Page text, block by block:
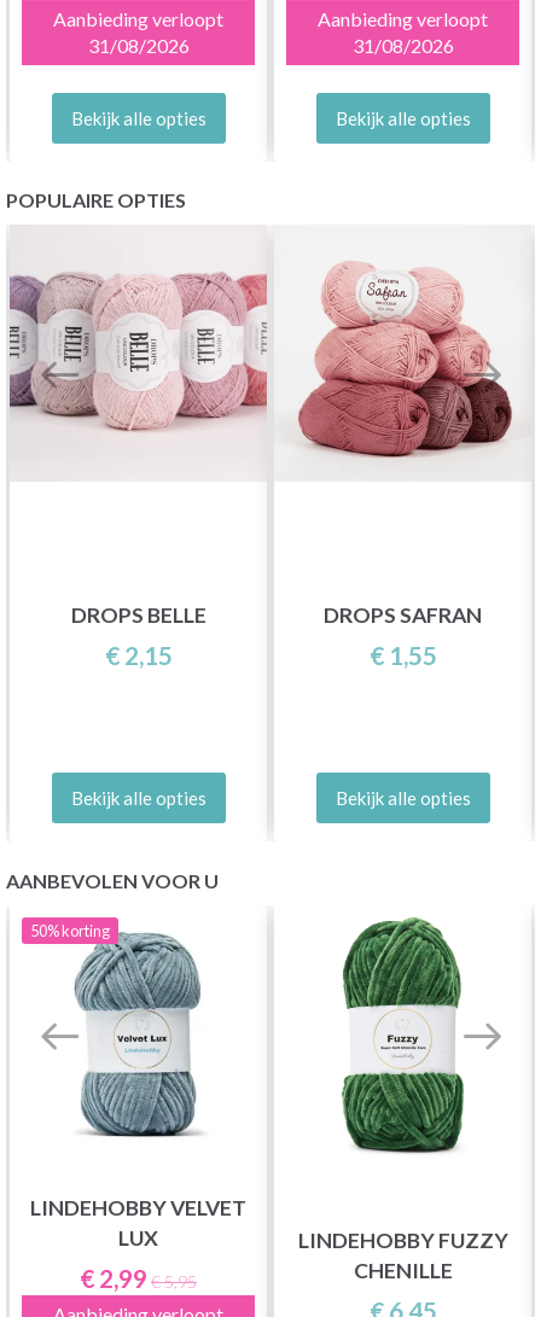
Aanbieding verloopt
31/08/2026
Bekijk alle opties
Aanbieding verloopt
31/08/2026
Bekijk alle opties
POPULAIRE OPTIES
DROPS BELLE
€ 2,15
Bekijk alle opties
DROPS SAFRAN
€ 1,55
Bekijk alle opties
AANBEVOLEN VOOR U
50%korting
LINDEHOBBY VELVET
LUX
€ 2,99 € 5,95
LINDEHOBBY FUZZY
CHENILLE
€ 6,45